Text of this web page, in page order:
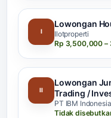
I
Lowongan
Ilotproperti
Rp 3,500,000 –
II
Lowongan
Trading /
PT IBM Indonesia
Tidak